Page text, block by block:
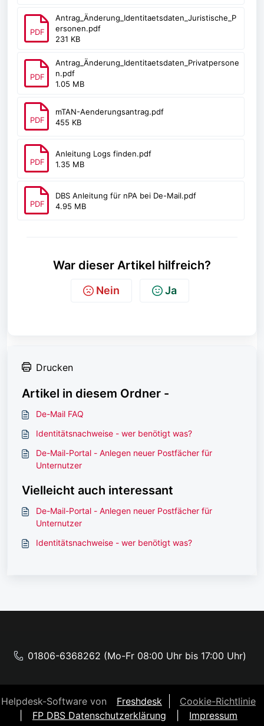
PDF
Antrag_Änderung_Identitaetsdaten_Juristische_P
ersonen.pdf
231 KB
PDF
Antrag_Änderung_Identitaetsdaten_Privatpersone
n.pdf
1.05 MB
PDF
mTAN-Aenderungsantrag.pdf
455 KB
PDF
Anleitung Logs finden.pdf
1.35 MB
PDF
DBS Anleitung für nPA bei De-Mail.pdf
4.95 MB
War dieser Artikel hilfreich?
Nein Ja
Drucken
Artikel in diesem Ordner -
De-Mail FAQ
Identitätsnachweise - wer benötigt was?
De-Mail-Portal - Anlegen neuer Postfächer für
Unternutzer
Vielleicht auch interessant
De-Mail-Portal - Anlegen neuer Postfächer für
Unternutzer
Identitätsnachweise - wer benötigt was?
01806-6368262 (Mo-Fr 08:00 Uhr bis 17:00 Uhr)
Helpdesk-Software von Freshdesk
Cookie-Richtlinie
FP DBS Datenschutzerklärung Impressum